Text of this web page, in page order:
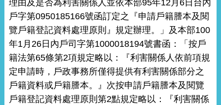
理由及是否為利害關係人並依本部95年12月6日台內
戶字第0950185166號函訂定之『申請戶籍謄本及閱
覽戶籍登記資料處理原則』規定辦理。」及本部100
年1月26日內戶司字第1000018194號書函：「按戶
籍法第65條第2項規定略以：『利害關係人依前項規
定申請時，戶政事務所僅得提供有利害關係部分之
戶籍資料或戶籍謄本。』次按申請戶籍謄本及閱覽
戶籍登記資料處理原則第2點規定略以：『利害關係